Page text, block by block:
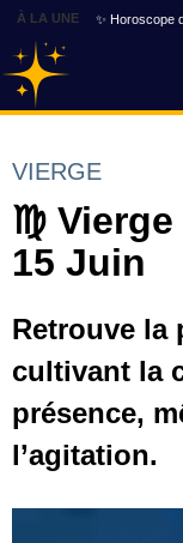
À LA UNE ✨ Horoscope
VIERGE
♍
15 Juin
Retrouve la
cultivant la
présence,
l’agitation.